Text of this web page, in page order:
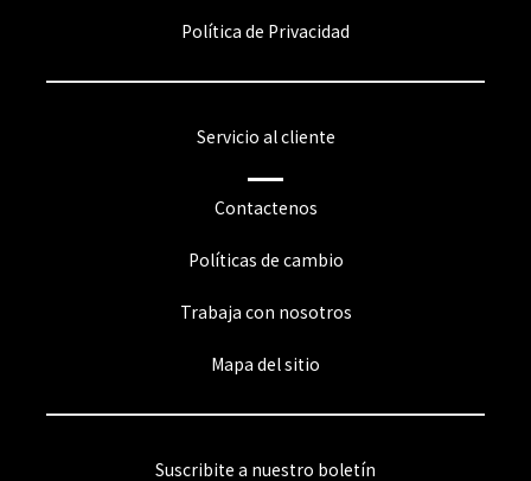
Política de Privacidad
Servicio al cliente
Contactenos
Políticas de cambio
Trabaja con nosotros
Mapa del sitio
Suscribite a nuestro boletín